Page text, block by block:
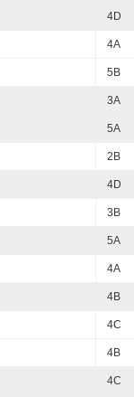
4D
4A
5B
3A
5A
2B
4D
3B
5A
4A
4B
4C
4B
4C